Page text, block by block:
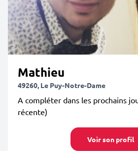
Mathieu
49260, Le Puy-Notre-Dame
A compléter dans les prochains
récente)
Voir son profil